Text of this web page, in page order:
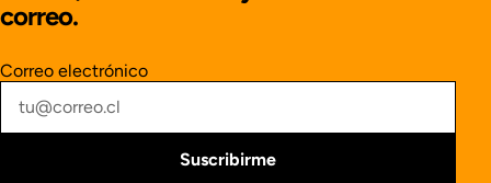
correo.
Correo electrónico
Suscribirme